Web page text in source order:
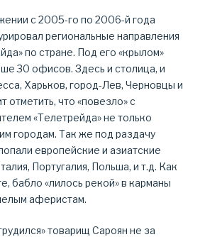
с 2005-го по 2006-й года
региональные направления
по стране. Под его «крылом»
30 офисов. Здесь и столица, и
Харьков, город-Лев, Черновцы и
отметить, что «повезло» с
«Телетрейда» не только
городам. Так же под раздачу
европейские и азиатские
Португалия, Польша, и т.д. Как
бабло «лилось рекой» в карманы
аферистам.
товарищ Сароян не за